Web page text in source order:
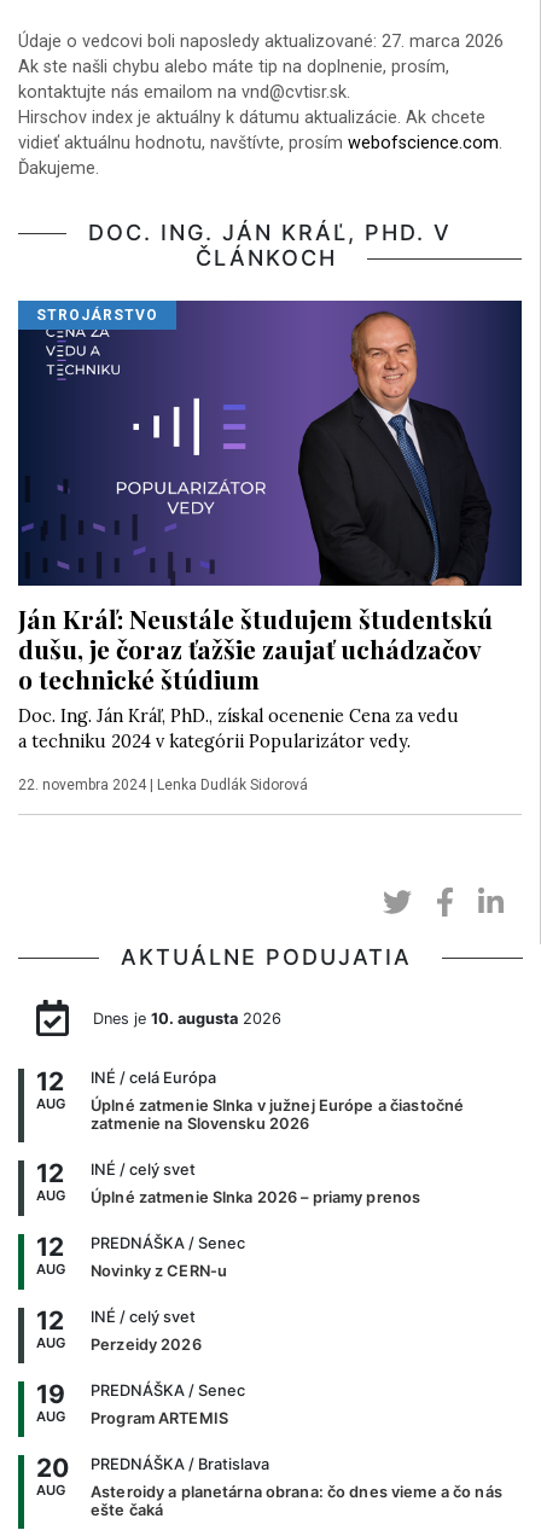
Údaje o vedcovi boli naposledy aktualizované: 27. marca 2026
Ak ste našli chybu alebo máte tip na doplnenie, prosím,
kontaktujte nás emailom na vnd@cvtisr.sk.
Hirschov index je aktuálny k dátumu aktualizácie. Ak chcete
vidieť aktuálnu hodnotu, navštívte, prosím webofscience.com.
Ďakujeme.
DOC. ING. JÁN KRÁĽ, PHD. V
ČLÁNKOCH
STROJÁRSTVO
Ján Kráľ: Neustále študujem študentskú
dušu, je čoraz ťažšie zaujať uchádzačov
o technické štúdium
Doc. Ing. Ján Kráľ, PhD., získal ocenenie Cena za vedu
a techniku 2024 v kategórii Popularizátor vedy.
22. novembra 2024 | Lenka Dudlák Sidorová
AKTUÁLNE PODUJATIA
Dnes je 10. augusta2026
12
AUG
INÉ / celá Európa
Úplné zatmenie Slnka v južnej Európe a čiastočné
zatmenie na Slovensku 2026
12
AUG
INÉ / celý svet
Úplné zatmenie Slnka 2026 – priamy prenos
12
AUG
PREDNÁŠKA / Senec
Novinky z CERN-u
12
AUG
INÉ / celý svet
Perzeidy 2026
19
AUG
PREDNÁŠKA / Senec
Program ARTEMIS
20
AUG
PREDNÁŠKA / Bratislava
Asteroidy a planetárna obrana: čo dnes vieme a čo nás
ešte čaká